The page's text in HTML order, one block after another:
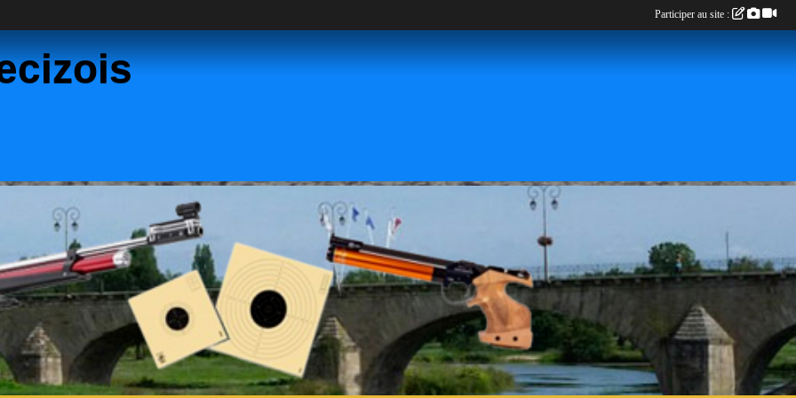
Participer au site :